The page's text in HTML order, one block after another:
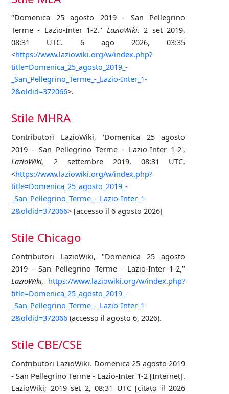
"Domenica 25 agosto 2019 - San Pellegrino
Terme - Lazio-Inter 1-2." LazioWiki. 2 set 2019,
08:31 UTC. 6 ago 2026, 03:35
<https://www.laziowiki.org/w/index.php?
title=Domenica_25_agosto_2019_-
_San_Pellegrino_Terme_-_Lazio-Inter_1-
2&oldid=372066>.
Stile MHRA
Contributori LazioWiki, 'Domenica 25 agosto
2019 - San Pellegrino Terme - Lazio-Inter 1-2',
LazioWiki, 2 settembre 2019, 08:31 UTC,
<https://www.laziowiki.org/w/index.php?
title=Domenica_25_agosto_2019_-
_San_Pellegrino_Terme_-_Lazio-Inter_1-
2&oldid=372066> [accesso il 6 agosto 2026]
Stile Chicago
Contributori LazioWiki, "Domenica 25 agosto
2019 - San Pellegrino Terme - Lazio-Inter 1-2,"
LazioWiki, https://www.laziowiki.org/w/index.php?
title=Domenica_25_agosto_2019_-
_San_Pellegrino_Terme_-_Lazio-Inter_1-
2&oldid=372066 (accesso il agosto 6, 2026).
Stile CBE/CSE
Contributori LazioWiki. Domenica 25 agosto 2019
- San Pellegrino Terme - Lazio-Inter 1-2 [Internet].
LazioWiki; 2019 set 2, 08:31 UTC [citato il 2026